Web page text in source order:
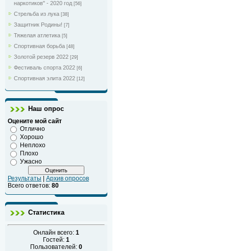
наркотиков" - 2020 год [56]
Стрельба из лука [38]
Защитник Родины! [7]
Тяжелая атлетика [5]
Спортивная борьба [48]
Золотой резерв 2022 [29]
Фестиваль спорта 2022 [6]
Спортивная элита 2022 [12]
Наш опрос
Оцените мой сайт
Отлично
Хорошо
Неплохо
Плохо
Ужасно
Результаты
Архив опросов
Всего ответов: 80
Статистика
Онлайн всего: 1
Гостей: 1
Пользователей: 0